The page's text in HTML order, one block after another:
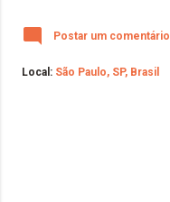
Postar um comentário
Local: São Paulo, SP, Brasil